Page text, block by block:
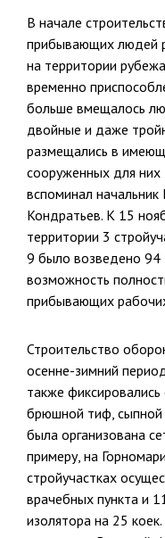
В начале
прибывающих людей
на территории
временно
больше вмещалось
двойные и даже
размещались в
сооруженных для
вспоминал
Кондратьев. К 15
территории 3
9 было возведено 94
возможность
прибывающих
Строительство
осенне-зим­ний
также фиксировались
брюшной тиф, сыпной
была организована
примеру, на
стройучастках
врачебных пункта и
изолятора на 25